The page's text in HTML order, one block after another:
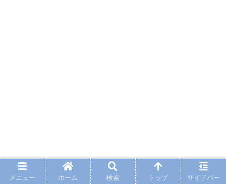
メニュー ホーム 検索 トップ サイドバー